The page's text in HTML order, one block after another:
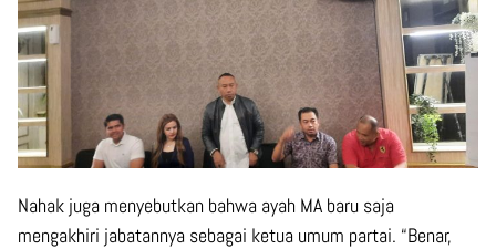
Nahak juga menyebutkan bahwa ayah MA baru saja
mengakhiri jabatannya sebagai ketua umum partai. “Benar,